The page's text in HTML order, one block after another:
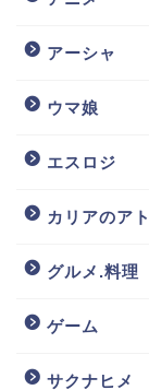
アーシャ
ウマ娘
エスロジ
カリアのア
グルメ.料理
ゲーム
サクナヒメ